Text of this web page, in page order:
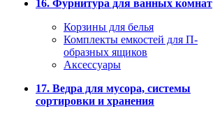
16. Фурнитура для ванных комнат
Корзины для белья
Комплекты емкостей для П-
образных ящиков
Аксессуары
17. Ведра для мусора, системы
сортировки и хранения